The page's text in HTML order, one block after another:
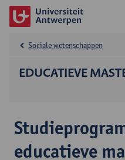
EDUCATIEVE
Sociale wetenschappen
educatieve